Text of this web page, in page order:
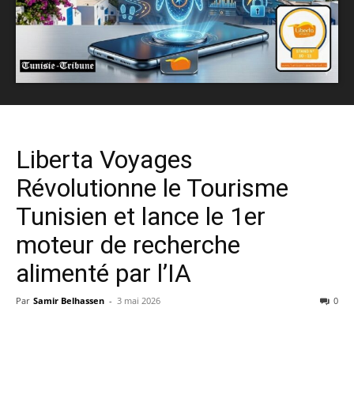
Liberta Voyages
Révolutionne le Tourisme
Tunisien et lance le 1er
moteur de recherche
alimenté par l’IA
Par Samir Belhassen - 3 mai 2026 0